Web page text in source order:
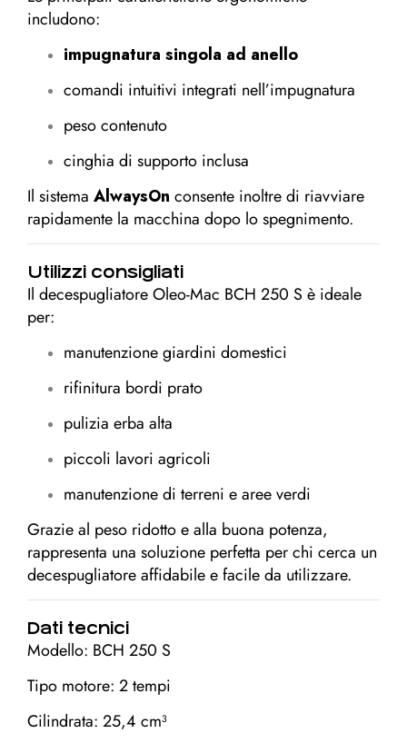
includono:
impugnatura singola ad anello
comandi intuitivi integrati nell’impugnatura
peso contenuto
cinghia di supporto inclusa
Il sistema AlwaysOn consente inoltre di riavviare
rapidamente la macchina dopo lo spegnimento.
Utilizzi consigliati
Il decespugliatore Oleo-Mac BCH 250 S è ideale
per:
manutenzione giardini domestici
rifinitura bordi prato
pulizia erba alta
piccoli lavori agricoli
manutenzione di terreni e aree verdi
Grazie al peso ridotto e alla buona potenza,
rappresenta una soluzione perfetta per chi cerca un
decespugliatore affidabile e facile da utilizzare.
Dati tecnici
Modello: BCH 250 S
Tipo motore: 2 tempi
Cilindrata: 25,4 cm³